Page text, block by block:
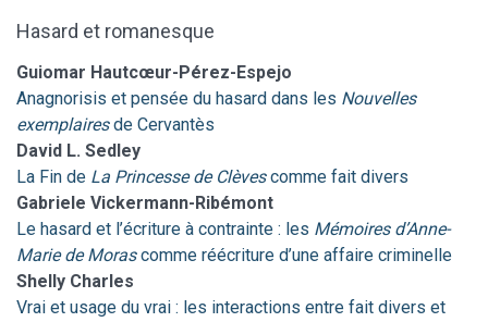
Hasard et romanesque
Guiomar Hautcœur-Pérez-Espejo
Anagnorisis et pensée du hasard dans les Nouvelles
exemplairesde Cervantès
David L. Sedley
La Fin de La Princesse de Clèvescomme fait divers
Gabriele Vickermann-Ribémont
Le hasard et l’écriture à contrainte : les Mémoires d’Anne-
Marie de Morascomme réécriture d’une affaire criminelle
Shelly Charles
Vrai et usage du vrai : les interactions entre fait divers et